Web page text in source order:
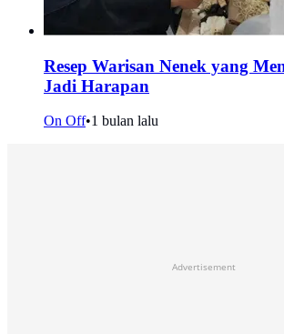
Resep Warisan Nenek yang
Jadi Harapan
On Off•1 bulan lalu
Advertisement